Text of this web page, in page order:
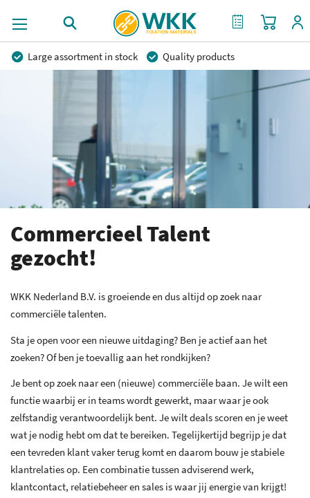
My Cart
My Quote
Large assortment in stock
Quality products
Private label possible
Commercieel Talent
gezocht!
WKK Nederland B.V. is groeiende en dus altijd op zoek naar
commerciële talenten.
Sta je open voor een nieuwe uitdaging? Ben je actief aan het
zoeken? Of ben je toevallig aan het rondkijken?
Je bent op zoek naar een (nieuwe) commerciële baan. Je wilt een
functie waarbij er in teams wordt gewerkt, maar waar je ook
zelfstandig verantwoordelijk bent. Je wilt deals scoren en je weet
wat je nodig hebt om dat te bereiken. Tegelijkertijd begrijp je dat
een tevreden klant vaker terug komt en daarom bouw je stabiele
klantrelaties op. Een combinatie tussen adviserend werk,
klantcontact, relatiebeheer en sales is waar jij energie van krijgt!